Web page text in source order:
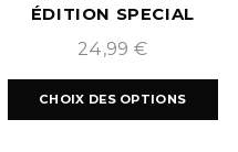
ÉDITION SPECIAL
2022/2023
24,99 €
CHOIX DES OPTIONS